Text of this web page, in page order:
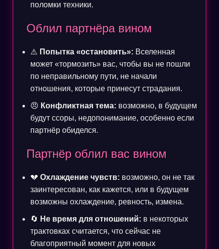
поломки техники.
Облил партнёра вином
⚠️ Попытка «остановить»: Вселенная
может «тормозить» вас, чтобы вы не пошли
по неправильному пути, не начали
отношения, которые принесут страдания.
😠 Конфликтная тема: возможно, в будущем
будут ссоры, недопонимание, особенно если
партнёр обиделся.
Партнёр облил вас вином
💔 Охлаждение чувств: возможно, он не так
заинтересован, как кажется, или в будущем
возможны охлаждение, ревность, измена.
🔄 Не время для отношений: в некоторых
трактовках считается, что сейчас не
благоприятный момент для новых